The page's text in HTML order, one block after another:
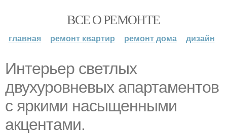
ВСЕ О РЕМОНТЕ
главная ремонт квартир ремонт дома дизайн
Интерьер светлых
двухуровневых апартаментов
с яркими насыщенными
акцентами.